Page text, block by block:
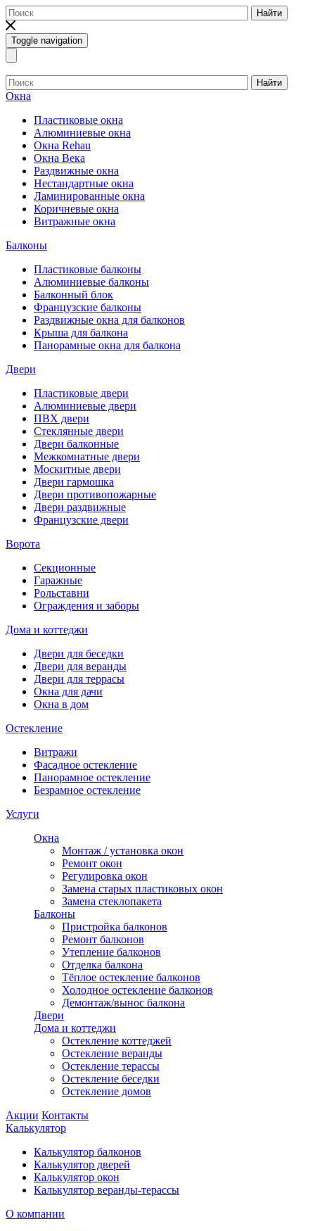
Найти
Toggle navigation
Найти
Окна
Пластиковые окна
Алюминиевые окна
Окна Rehau
Окна Века
Раздвижные окна
Нестандартные окна
Ламинированные окна
Коричневые окна
Витражные окна
Балконы
Пластиковые балконы
Алюминиевые балконы
Балконный блок
Французские балконы
Раздвижные окна для балконов
Крыша для балкона
Панорамные окна для балкона
Двери
Пластиковые двери
Алюминиевые двери
ПВХ двери
Стеклянные двери
Двери балконные
Межкомнатные двери
Москитные двери
Двери гармошка
Двери противопожарные
Двери раздвижные
Французские двери
Ворота
Секционные
Гаражные
Рольставни
Ограждения и заборы
Дома и коттеджи
Двери для беседки
Двери для веранды
Двери для террасы
Окна для дачи
Окна в дом
Остекление
Витражи
Фасадное остекление
Панорамное остекление
Безрамное остекление
Услуги
Окна
Монтаж / установка окон
Ремонт окон
Регулировка окон
Замена старых пластиковых окон
Замена стеклопакета
Балконы
Пристройка балконов
Ремонт балконов
Утепление балконов
Отделка балкона
Тёплое остекление балконов
Холодное остекление балконов
Демонтаж/вынос балкона
Двери
Дома и коттеджи
Остекление коттеджей
Остекление веранды
Остекление терассы
Остекление беседки
Остекление домов
Акции Контакты
Калькулятор
Калькулятор балконов
Калькулятор дверей
Калькулятор окон
Калькулятор веранды-терассы
О компании